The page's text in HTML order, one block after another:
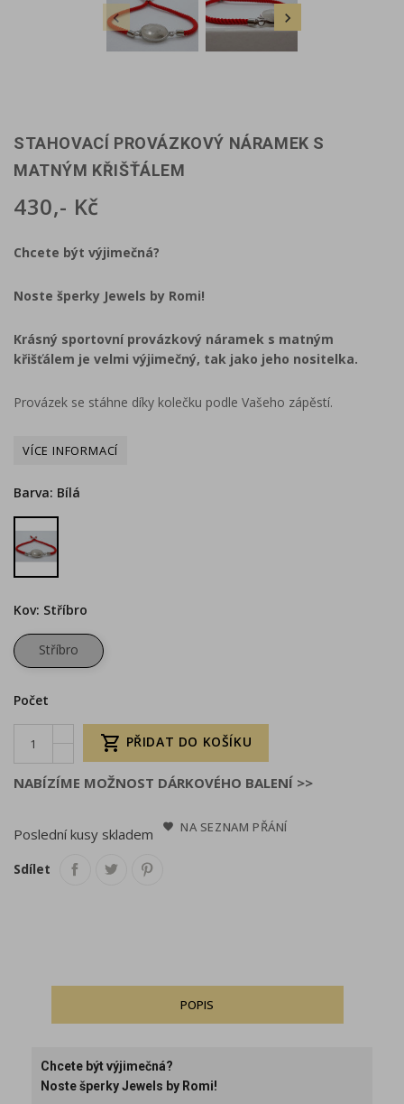
 
STAHOVACÍ PROVÁZKOVÝ NÁRAMEK S
MATNÝM KŘIŠŤÁLEM
430,- Kč
Chcete být výjimečná?
Noste šperky Jewels by Romi!
Krásný sportovní provázkový náramek s matným
křišťálem je velmi výjimečný, tak jako jeho nositelka.
Provázek se stáhne díky kolečku podle Vašeho zápěstí.
Barva: Bílá
Bílá
Kov: Stříbro
Stříbro
Počet
 PŘIDAT DO KOŠÍKU
NABÍZÍME MOŽNOST DÁRKOVÉHO BALENÍ >>
Poslední kusy skladem NA SEZNAM PŘÁNÍ
Sdílet
POPIS
Chcete být výjimečná?
Noste šperky Jewels by Romi!